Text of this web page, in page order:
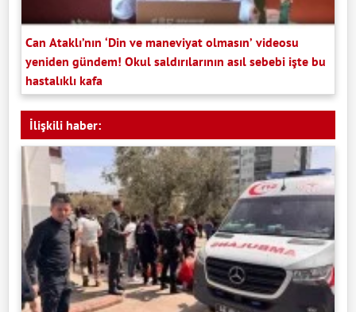
Can Ataklı’nın ‘Din ve maneviyat olmasın’ videosu
yeniden gündem! Okul saldırılarının asıl sebebi işte bu
hastalıklı kafa
İlişkili haber: